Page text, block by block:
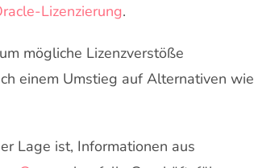
Lizenzierung.
mögliche Lizenzverstöße
einem Umstieg auf Alternativen wie
Lage ist, Informationen aus